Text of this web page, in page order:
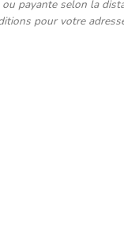
payante selon la
pour votre